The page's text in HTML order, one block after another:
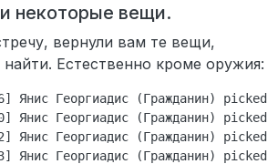
некоторые вещи.
вернули вам те вещи,
Естественно кроме оружия:
Янис Георгиадис (Гражданин) picked
Янис Георгиадис (Гражданин) picked
Янис Георгиадис (Гражданин) picked
Янис Георгиадис (Гражданин) picked